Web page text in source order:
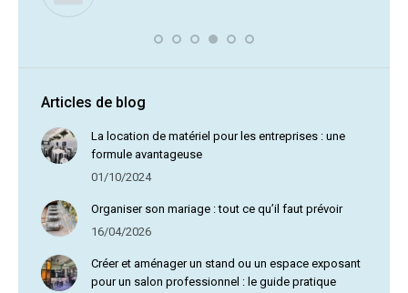
Articles de blog
La location de matériel pour les entreprises : une
formule avantageuse
01/10/2024
Organiser son mariage : tout ce qu’il faut prévoir
16/04/2026
Créer et aménager un stand ou un espace exposant
pour un salon professionnel : le guide pratique